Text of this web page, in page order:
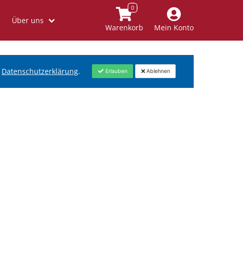
Über uns
Warenkorb Mein Konto
Datenschutzerklärung. Erlauben Ablehnen